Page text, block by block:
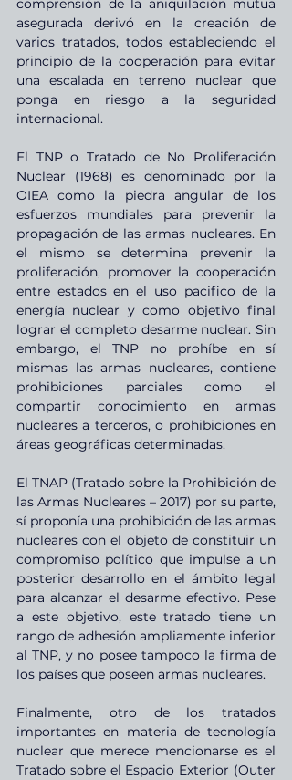
comprensión de la aniquilación mutua
asegurada derivó en la creación de
varios tratados, todos estableciendo el
principio de la cooperación para evitar
una escalada en terreno nuclear que
ponga en riesgo a la seguridad
internacional.
El TNP o Tratado de No Proliferación
Nuclear (1968) es denominado por la
OIEA como la piedra angular de los
esfuerzos mundiales para prevenir la
propagación de las armas nucleares. En
el mismo se determina prevenir la
proliferación, promover la cooperación
entre estados en el uso pacifico de la
energía nuclear y como objetivo final
lograr el completo desarme nuclear. Sin
embargo, el TNP no prohíbe en sí
mismas las armas nucleares, contiene
prohibiciones parciales como el
compartir conocimiento en armas
nucleares a terceros, o prohibiciones en
áreas geográficas determinadas.
El TNAP (Tratado sobre la Prohibición de
las Armas Nucleares – 2017) por su parte,
sí proponía una prohibición de las armas
nucleares con el objeto de constituir un
compromiso político que impulse a un
posterior desarrollo en el ámbito legal
para alcanzar el desarme efectivo. Pese
a este objetivo, este tratado tiene un
rango de adhesión ampliamente inferior
al TNP, y no posee tampoco la firma de
los países que poseen armas nucleares.
Finalmente, otro de los tratados
importantes en materia de tecnología
nuclear que merece mencionarse es el
Tratado sobre el Espacio Exterior (Outer